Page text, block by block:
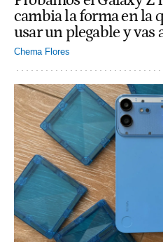
cambia la forma en la
usar un plegable y vas
Chema Flores